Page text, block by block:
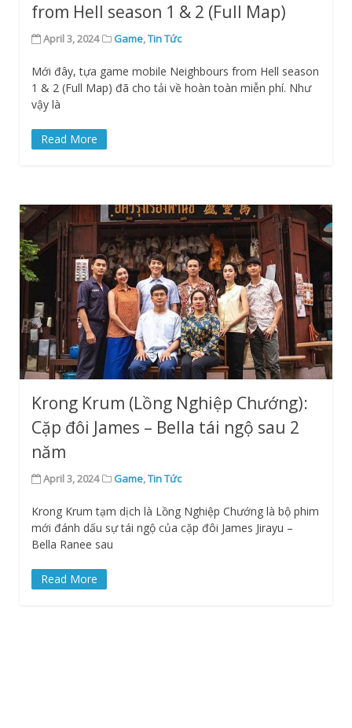
from Hell season 1 & 2 (Full Map)
April 3, 2024 Game,Tin Tức
Mới đây, tựa game mobile Neighbours from Hell season
1 & 2 (Full Map) đã cho tải về hoàn toàn miễn phí. Như
vậy là
Read More
Krong Krum (Lồng Nghiệp Chướng):
Cặp đôi James – Bella tái ngộ sau 2
năm
April 3, 2024 Game,Tin Tức
Krong Krum tạm dịch là Lồng Nghiệp Chướng là bộ phim
mới đánh dấu sự tái ngộ của cặp đôi James Jirayu –
Bella Ranee sau
Read More